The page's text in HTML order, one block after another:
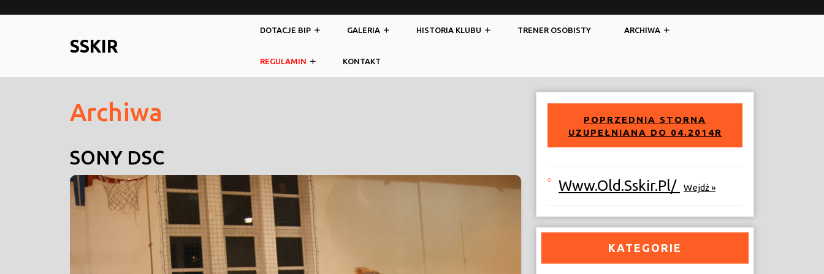
SSKIR
DOTACJE BIP GALERIA HISTORIA KLUBU TRENER OSOBISTY ARCHIWA
REGULAMIN KONTAKT
Archiwa
SONY DSC
POPRZEDNIA STORNA
UZUPEŁNIANA DO 04.2014R
Www.old.sskir.pl/ Wejdź »
KATEGORIE